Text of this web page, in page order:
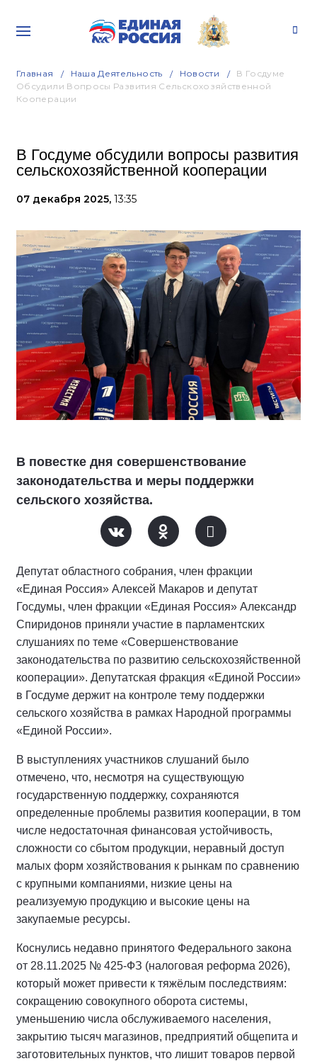
Главная Наша Деятельность Новости
В Госдуме
Обсудили Вопросы Развития Сельскохозяйственной
Кооперации
В Госдуме обсудили вопросы развития
сельскохозяйственной кооперации
07 декабря 2025, 13:35
В повестке дня совершенствование
законодательства и меры поддержки
сельского хозяйства.
Депутат областного собрания, член фракции
«Единая Россия» Алексей Макаров и депутат
Госдумы, член фракции «Единая Россия» Александр
Спиридонов приняли участие в парламентских
слушаниях по теме «Совершенствование
законодательства по развитию сельскохозяйственной
кооперации». Депутатская фракция «Единой России»
в Госдуме держит на контроле тему поддержки
сельского хозяйства в рамках Народной программы
«Единой России».
В выступлениях участников слушаний было
отмечено, что, несмотря на существующую
государственную поддержку, сохраняются
определенные проблемы развития кооперации, в том
числе недостаточная финансовая устойчивость,
сложности со сбытом продукции, неравный доступ
малых форм хозяйствования к рынкам по сравнению
с крупными компаниями, низкие цены на
реализуемую продукцию и высокие цены на
закупаемые ресурсы.
Коснулись недавно принятого Федерального закона
от 28.11.2025 № 425-ФЗ (налоговая реформа 2026),
который может привести к тяжёлым последствиям:
сокращению совокупного оборота системы,
уменьшению числа обслуживаемого населения,
закрытию тысяч магазинов, предприятий общепита и
заготовительных пунктов, что лишит товаров первой